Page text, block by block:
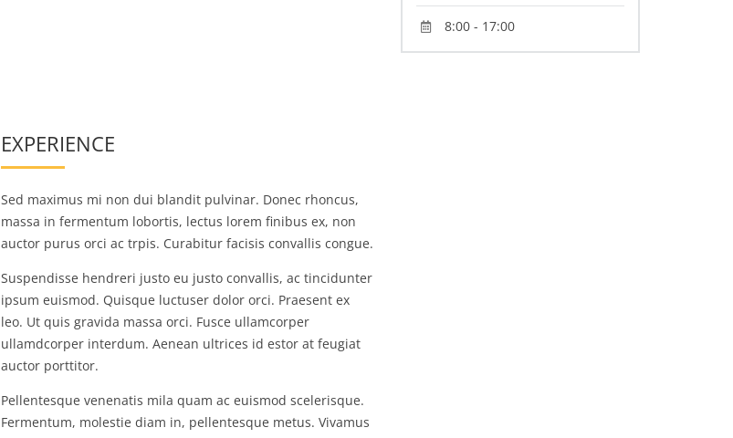
EXPERIENCE
Sed maximus mi non dui blandit pulvinar. Donec rhoncus,
massa in fermentum lobortis, lectus lorem finibus ex, non
auctor purus orci ac trpis. Curabitur facisis convallis congue.
Suspendisse hendreri justo eu justo convallis, ac tincidunter
ipsum euismod. Quisque luctuser dolor orci. Praesent ex
leo. Ut quis gravida massa orci. Fusce ullamcorper
ullamdcorper interdum. Aenean ultrices id estor at feugiat
auctor porttitor.
Pellentesque venenatis mila quam ac euismod scelerisque.
Fermentum, molestie diam in, pellentesque metus. Vivamus
8:00 - 17:00